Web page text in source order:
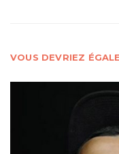
VOUS DEVRIEZ